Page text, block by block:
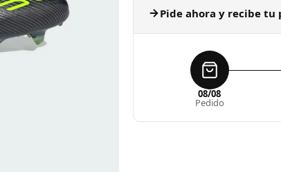
Pide ahora y recibe tu
08/08
Pedido